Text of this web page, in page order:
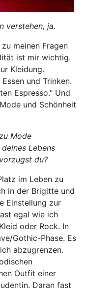
verstehen, ja.
meinen Fragen
ist mir wichtig.
Kleidung.
und Trinken.
Espresso." Und
und Schönheit
Mode
Lebens
du?
im Leben zu
in der Brigitte und
Einstellung zur
egal wie ich
oder Rock. In
Gothic-Phase. Es
abzugrenzen.
Outfit einer
Daran fast